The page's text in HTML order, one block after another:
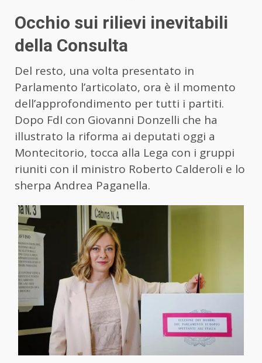
Occhio sui rilievi inevitabili
della Consulta
Del resto, una volta presentato in
Parlamento l’articolato, ora è il momento
dell’approfondimento per tutti i partiti.
Dopo FdI con Giovanni Donzelli che ha
illustrato la riforma ai deputati oggi a
Montecitorio, tocca alla Lega con i gruppi
riuniti con il ministro Roberto Calderoli e lo
sherpa Andrea Paganella.